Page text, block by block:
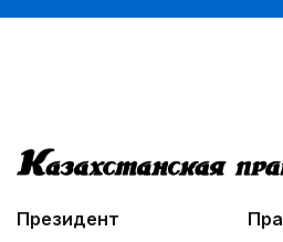
Нужен ли бумажный
«Шить» будущее своими
Президент